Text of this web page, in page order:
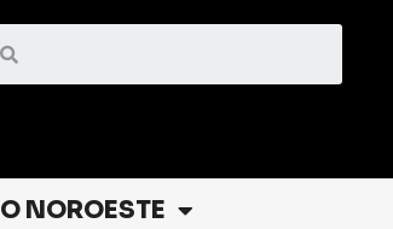
O NOROESTE